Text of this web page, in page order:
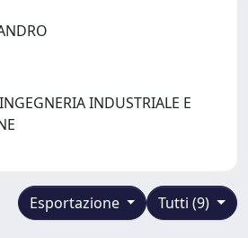
INDUSTRIALE E
Tutti (9)
Esportazione